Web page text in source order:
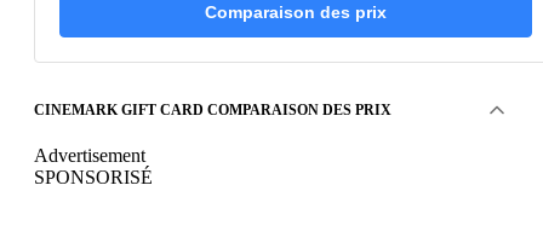
Comparaison des prix
CINEMARK GIFT CARD COMPARAISON DES PRIX
Advertisement
SPONSORISÉ